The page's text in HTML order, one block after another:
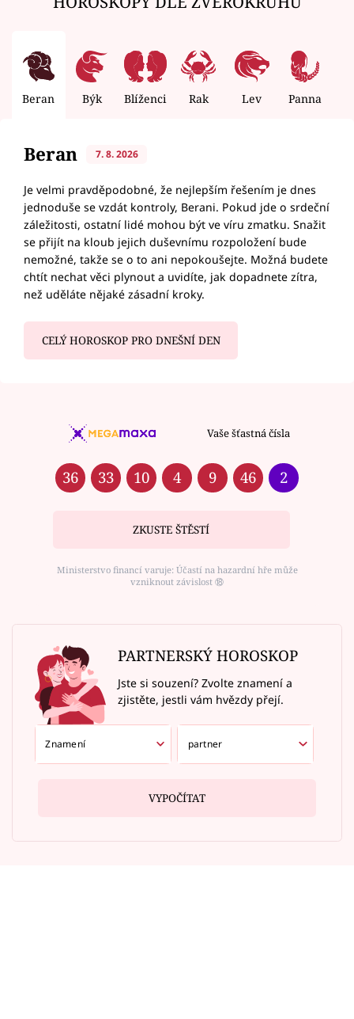
Beran Býk Blíženci Rak Lev Panna
Beran 7. 8. 2026
Je velmi pravděpodobné, že nejlepším řešením je dnes
jednoduše se vzdát kontroly, Berani. Pokud jde o srdeční
záležitosti, ostatní lidé mohou být ve víru zmatku. Snažit
se přijít na kloub jejich duševnímu rozpoložení bude
nemožné, takže se o to ani nepokoušejte. Možná budete
chtít nechat věci plynout a uvidíte, jak dopadnete zítra,
než uděláte nějaké zásadní kroky.
CELÝ HOROSKOP PRO DNEŠNÍ DEN
Vaše šťastná čísla
36 33 10 4 9 46 2
ZKUSTE ŠTĚSTÍ
Ministerstvo financí varuje: Účastí na hazardní hře může
vzniknout závislost ⑱
PARTNERSKÝ HOROSKOP
Jste si souzení? Zvolte znamení a
zjistěte, jestli vám hvězdy přejí.
VYPOČÍTAT